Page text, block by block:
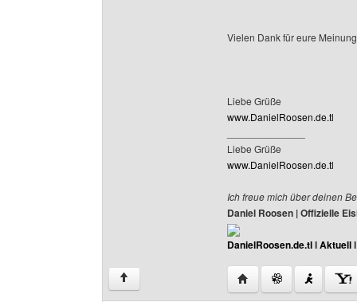
Vielen Dank für eure
Liebe Grüße
www.DanielRoosen.de.tl
Liebe Grüße
www.DanielRoosen.de.tl
Ich freue mich über deinen
Daniel Roosen | Offizielle
DanielRoosen.de.tlIAktuell
↑ Website dieses